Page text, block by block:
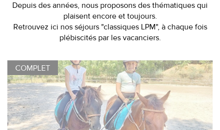
Depuis des années, nous proposons des thématiques qui
plaisent encore et toujours.
Retrouvez ici nos séjours "classiques LPM", à chaque fois
plébiscités par les vacanciers.
COMPLET